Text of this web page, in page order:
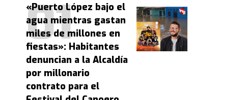
«Puerto López bajo el
agua mientras gastan
miles de millones en
fiestas»: Habitantes
denuncian a la Alcaldía
por millonario
contrato para el